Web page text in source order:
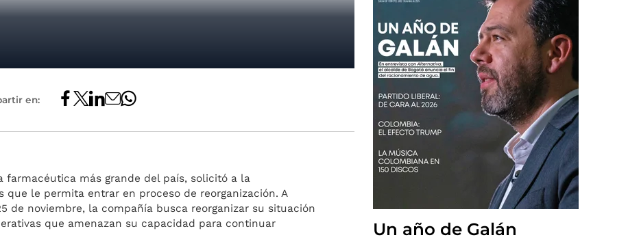
en:
farmacéutica más grande del país, solicitó a la
que le permita entrar en proceso de reorganización. A
de noviembre, la compañía busca reorganizar su situación
que amenazan su capacidad para continuar
Un año de Galán